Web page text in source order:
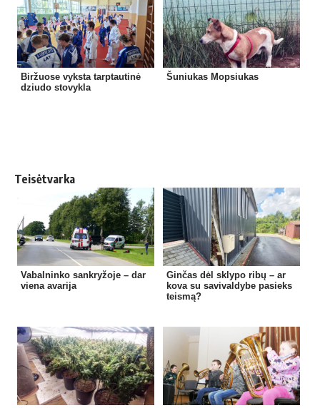
Biržuose vyksta tarptautinė
dziudo stovykla
Šuniukas Mopsiukas
Teisėtvarka
Vabalninko sankryžoje – dar
viena avarija
Ginčas dėl sklypo ribų – ar
kova su savivaldybe pasieks
teismą?